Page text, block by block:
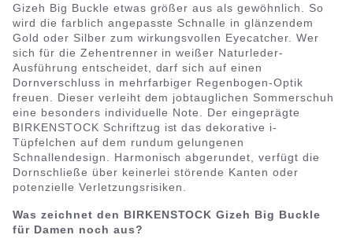
Gizeh Big Buckle etwas größer aus als gewöhnlich. So
wird die farblich angepasste Schnalle in glänzendem
Gold oder Silber zum wirkungsvollen Eyecatcher. Wer
sich für die Zehentrenner in weißer Naturleder-
Ausführung entscheidet, darf sich auf einen
Dornverschluss in mehrfarbiger Regenbogen-Optik
freuen. Dieser verleiht dem jobtauglichen Sommerschuh
eine besonders individuelle Note. Der eingeprägte
BIRKENSTOCK Schriftzug ist das dekorative i-
Tüpfelchen auf dem rundum gelungenen
Schnallendesign. Harmonisch abgerundet, verfügt die
Dornschließe über keinerlei störende Kanten oder
potenzielle Verletzungsrisiken.
Was zeichnet den BIRKENSTOCK Gizeh Big Buckle
für Damen noch aus?